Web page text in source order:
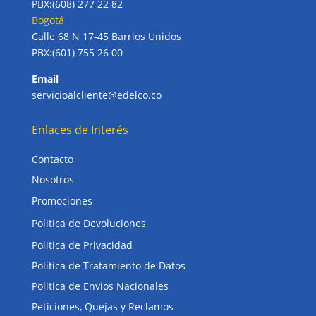
PBX:(608) 277 22 82
Bogotá
Calle 68 N 17-45 Barrios Unidos
PBX:(601) 755 26 00
Email
servicioalcliente@edelco.co
Enlaces de Interés
Contacto
Nosotros
Promociones
Politica de Devoluciones
Politica de Privacidad
Politica de Tratamiento de Datos
Politica de Envios Nacionales
Peticiones, Quejas y Reclamos